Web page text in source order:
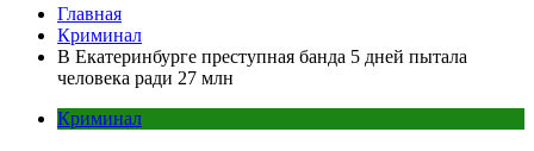
Главная
Криминал
В Екатеринбурге преступная банда 5 дней пытала
человека ради 27 млн
Криминал